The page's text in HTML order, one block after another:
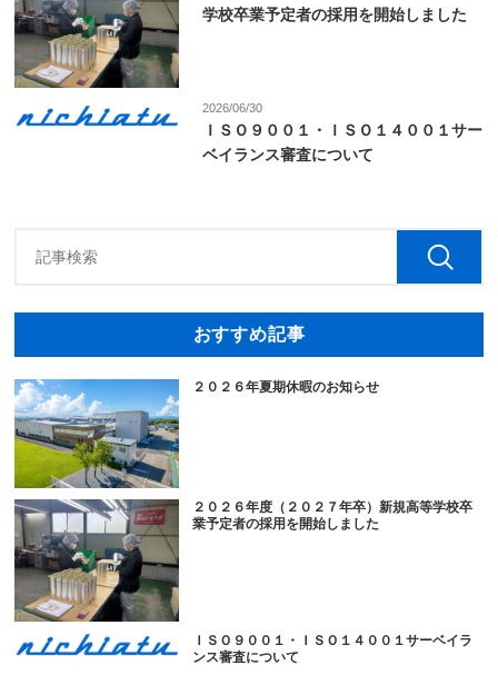
学校卒業予定者の採用を開始しました
2026/06/30
ＩＳＯ９００１・ＩＳＯ１４００１サー
ベイランス審査について
おすすめ記事
２０２６年夏期休暇のお知らせ
２０２６年度（２０２７年卒）新規高等学校卒
業予定者の採用を開始しました
ＩＳＯ９００１・ＩＳＯ１４００１サーベイラ
ンス審査について